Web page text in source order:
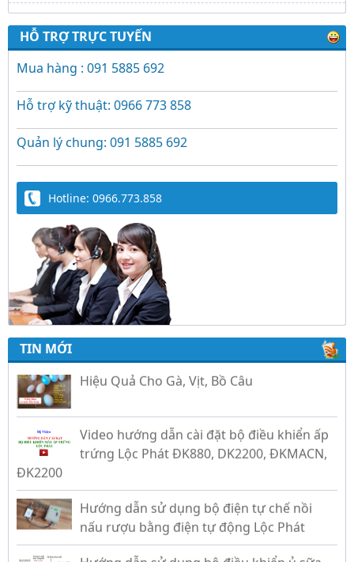
HỖ TRỢ TRỰC TUYẾN
Mua hàng : 091 5885 692
Hỗ trợ kỹ thuật: 0966 773 858
Quản lý chung: 091 5885 692
Hotline: 0966.773.858
TIN MỚI Trứng Giả Lộc Phát Có Nước - Giải Pháp Ấp
Hiệu Quả Cho Gà, Vịt, Bồ Câu
Video hướng dẫn cài đặt bộ điều khiển ấp
trứng Lộc Phát ĐK880, DK2200, ĐKMACN,
ĐK2200
Hướng dẫn sử dụng bộ điện tự chế nồi
nấu rượu bằng điện tự động Lộc Phát
Hướng dẫn sử dụng bộ điều khiển ủ sữa